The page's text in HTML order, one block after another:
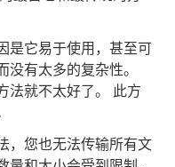
是它易于使用，甚至可
有太多的复杂性。
法就不太好了。 此方
，您也无法传输所有文